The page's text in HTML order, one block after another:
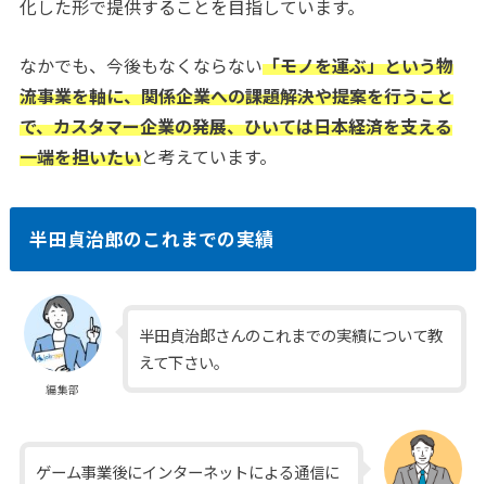
化した形で提供することを目指しています。
なかでも、今後もなくならない「モノを運ぶ」という物
流事業を軸に、関係企業への課題解決や提案を行うこと
で、カスタマー企業の発展、ひいては日本経済を支える
一端を担いたいと考えています。
半田貞治郎のこれまでの実績
編集部
半田貞治郎さんのこれまでの実績について教
えて下さい。
ゲーム事業後にインターネットによる通信に